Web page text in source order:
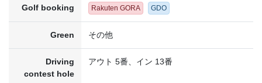
Golf booking Rakuten GORA GDO
Green その他
Driving
contest hole
アウト 5番、イン 13番